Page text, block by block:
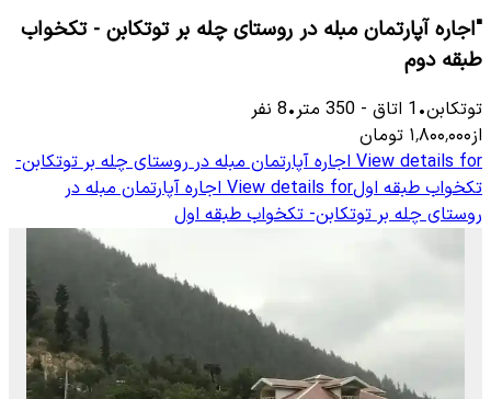
"اجاره آپارتمان مبله در روستای چله بر توتکابن - تکخواب
طبقه دوم
توتكابن•
1 اتاق -
350 متر•
8 نفر
از۱٬۸۰۰٬۰۰۰ تومان
View details for اجاره آپارتمان مبله در روستای چله بر توتکابن-
تکخواب طبقه اولView details for اجاره آپارتمان مبله در
روستای چله بر توتکابن- تکخواب طبقه اول